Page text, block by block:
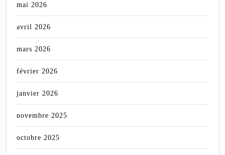
mai 2026
avril 2026
mars 2026
février 2026
janvier 2026
novembre 2025
octobre 2025